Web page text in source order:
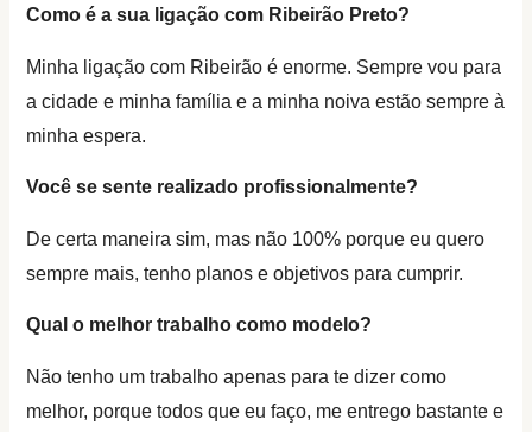
Como é a sua ligação com Ribeirão Preto?
Minha ligação com Ribeirão é enorme. Sempre vou para
a cidade e minha família e a minha noiva estão sempre à
minha espera.
Você se sente realizado profissionalmente?
De certa maneira sim, mas não 100% porque eu quero
sempre mais, tenho planos e objetivos para cumprir.
Qual o melhor trabalho como modelo?
Não tenho um trabalho apenas para te dizer como
melhor, porque todos que eu faço, me entrego bastante e